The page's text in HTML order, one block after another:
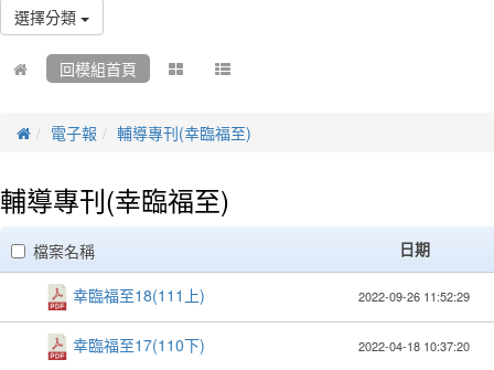
選擇分類
回模組首頁
電子報 輔導專刊(幸臨福至)
輔導專刊(幸臨福至)
clickAll
檔案名稱 日期
幸臨福至18(111上) 2022-09-26 11:52:29
幸臨福至17(110下) 2022-04-18 10:37:20